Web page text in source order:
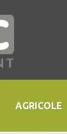
AGRICOLE